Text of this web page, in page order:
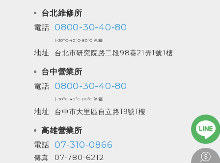
台北維修所
電話 0800-30-40-80
(-30ºC-40ºC-80ºC 冰箱)
地址 台北市研究院路二段98巷21弄1號1樓
台中營業所
電話 0800-30-40-80
(-30ºC-40ºC-80ºC 冰箱)
地址 台中市大里區自立路19號1樓
高雄營業所
電話 07-310-0866
傳真
07-780-6212